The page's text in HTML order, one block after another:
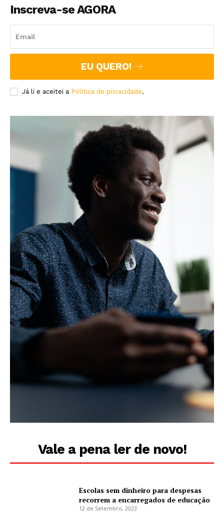
Inscreva-se AGORA
EU QUERO!
Já li e aceitei a Política de privacidade.
Vale a pena ler de novo!
Escolas sem dinheiro para despesas
recorrem a encarregados de educação
12 de Setembro, 2023